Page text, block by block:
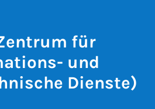
für
und
Dienste)